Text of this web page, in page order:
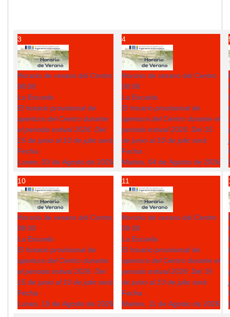
3
Horario de verano del Centro
08:00
La Escuela
El horario provisional de
apertura del Centro durante
el periodo estival 2026: Del
15 de junio al 10 de julio será
Fecha :
Lunes, 03 de Agosto de 2026
4
Horario de verano del Centro
08:00
La Escuela
El horario provisional de
apertura del Centro durante el
periodo estival 2026: Del 15
de junio al 10 de julio será
Fecha :
Martes, 04 de Agosto de 2026
10
Horario de verano del Centro
08:00
La Escuela
El horario provisional de
apertura del Centro durante
el periodo estival 2026: Del
15 de junio al 10 de julio será
Fecha :
Lunes, 10 de Agosto de 2026
11
Horario de verano del Centro
08:00
La Escuela
El horario provisional de
apertura del Centro durante el
periodo estival 2026: Del 15
de junio al 10 de julio será
Fecha :
Martes, 11 de Agosto de 2026